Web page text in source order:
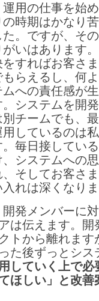
用の仕事を始
の時期はかなり
た。ですが、そ
がいはあります
をすればお客さ
もらえるし、何
ムへの責任感が
。システムを開
別チームでも、
用しているのは
。毎日接してい
、システムへの
、そしてお客さ
入れは深くなり
発メンバーに
は伝えます。開
トから離れます
た後ずっとシス
用していく上で
ほしい」と改善